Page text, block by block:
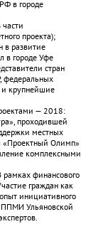
в городе
проекта);
в развитие
в городе Уфе
стран
федеральных
и крупнейшие
— 2018:
проходившей
местных
«Проектный Олимп»
комплексными
финансового
граждан как
инициативного
Ульяновской